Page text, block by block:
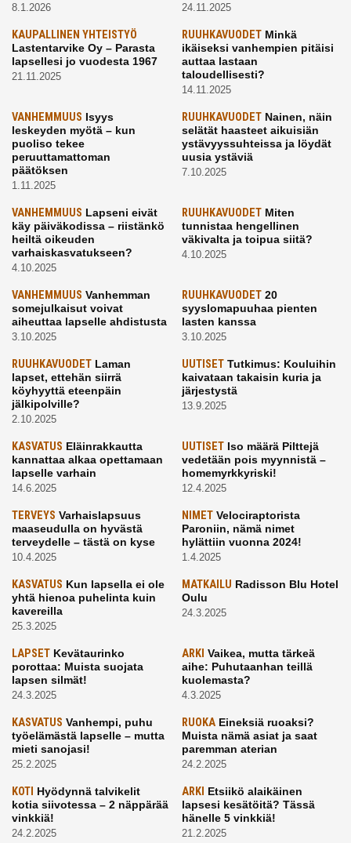
8.1.2026 24.11.2025
KAUPALLINEN YHTEISTYÖ
Lastentarvike Oy – Parasta
lapsellesi jo vuodesta 1967
21.11.2025
RUUHKAVUODETMinkä
ikäiseksi vanhempien pitäisi
auttaa lastaan
taloudellisesti?
14.11.2025
VANHEMMUUS Isyys
leskeyden myötä – kun
puoliso tekee
peruuttamattoman
päätöksen
1.11.2025
RUUHKAVUODETNainen, näin
selätät haasteet aikuisiän
ystävyyssuhteissa ja löydät
uusia ystäviä
7.10.2025
VANHEMMUUS Lapseni eivät
käy päiväkodissa – riistänkö
heiltä oikeuden
varhaiskasvatukseen?
4.10.2025
RUUHKAVUODETMiten
tunnistaa hengellinen
väkivalta ja toipua siitä?
4.10.2025
VANHEMMUUS Vanhemman
somejulkaisut voivat
aiheuttaa lapselle ahdistusta
3.10.2025
RUUHKAVUODET20
syyslomapuuhaa pienten
lasten kanssa
3.10.2025
RUUHKAVUODET Laman
lapset, ettehän siirrä
köyhyyttä eteenpäin
jälkipolville?
2.10.2025
UUTISETTutkimus: Kouluihin
kaivataan takaisin kuria ja
järjestystä
13.9.2025
KASVATUS Eläinrakkautta
kannattaa alkaa opettamaan
lapselle varhain
14.6.2025
UUTISETIso määrä Pilttejä
vedetään pois myynnistä –
homemyrkkyriski!
12.4.2025
TERVEYS Varhaislapsuus
maaseudulla on hyvästä
terveydelle – tästä on kyse
10.4.2025
NIMETVelociraptorista
Paroniin, nämä nimet
hylättiin vuonna 2024!
1.4.2025
KASVATUS Kun lapsella ei ole
yhtä hienoa puhelinta kuin
kavereilla
25.3.2025
MATKAILU Radisson Blu Hotel
Oulu
24.3.2025
LAPSET Kevätaurinko
porottaa: Muista suojata
lapsen silmät!
24.3.2025
ARKI Vaikea, mutta tärkeä
aihe: Puhutaanhan teillä
kuolemasta?
4.3.2025
KASVATUS Vanhempi, puhu
työelämästä lapselle – mutta
mieti sanojasi!
25.2.2025
RUOKAEineksiä ruoaksi?
Muista nämä asiat ja saat
paremman aterian
24.2.2025
KOTI Hyödynnä talvikelit
kotia siivotessa – 2 näppärää
vinkkiä!
24.2.2025
ARKI Etsiikö alaikäinen
lapsesi kesätöitä? Tässä
hänelle 5 vinkkiä!
21.2.2025